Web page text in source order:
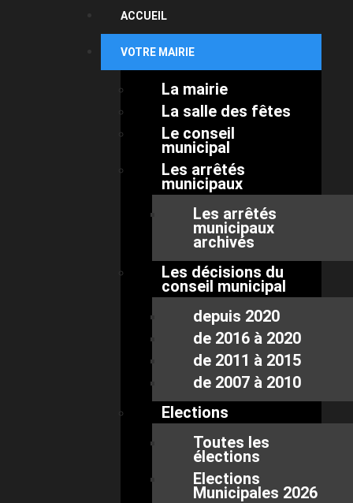
ACCUEIL
VOTRE MAIRIE
La mairie
La salle des fêtes
Le conseil
municipal
Les arrêtés
municipaux
Les arrêtés
municipaux
archivés
Les décisions du
conseil municipal
depuis 2020
de 2016 à 2020
de 2011 à 2015
de 2007 à 2010
Elections
Toutes les
élections
Elections
Municipales 2026